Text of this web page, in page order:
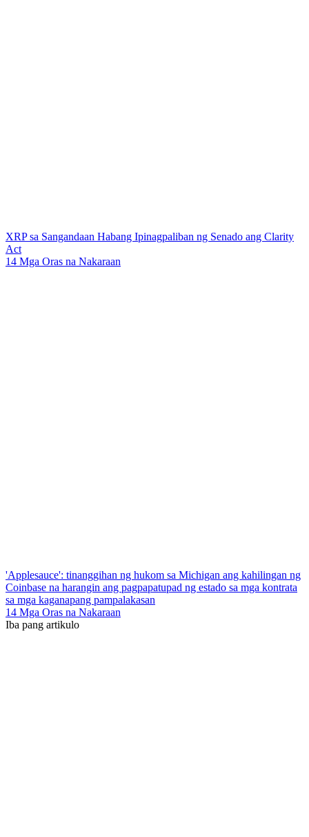
XRP sa Sangandaan Habang Ipinagpaliban ng Senado ang Clarity
Act
14 Mga Oras na Nakaraan
'Applesauce': tinanggihan ng hukom sa Michigan ang kahilingan ng
Coinbase na harangin ang pagpapatupad ng estado sa mga kontrata
sa mga kaganapang pampalakasan
14 Mga Oras na Nakaraan
Iba pang artikulo